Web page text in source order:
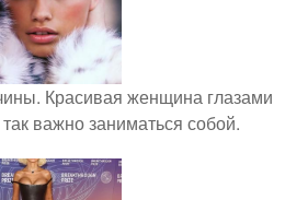
Красивая женщина глазами
важно заниматься собой.